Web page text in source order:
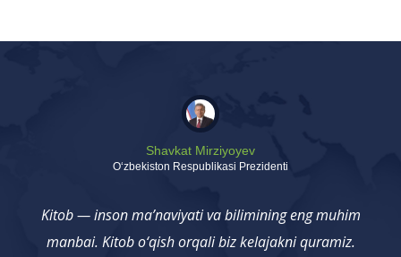
Shavkat Mirziyoyev
Oʻzbekiston Respublikasi Prezidenti
Kitob — inson ma’naviyati va bilimining eng muhim
manbai. Kitob o‘qish orqali biz kelajakni quramiz.